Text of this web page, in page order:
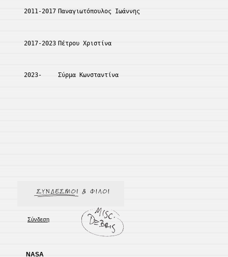
2011-2017 Παναγιωτόπουλος Ιωάννης
2017-2023 Πέτρου Χριστίνα
2023- Σύρμα Κωνσταντίνα
Σύνδεση
NASA